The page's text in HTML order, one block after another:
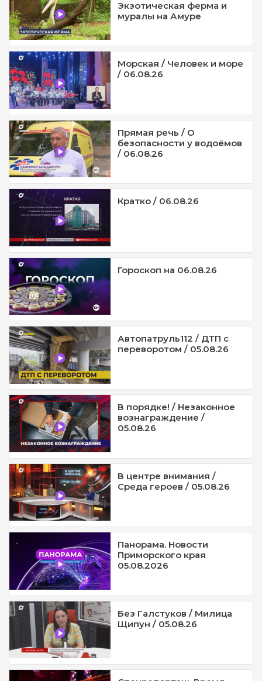
Экзотическая ферма и
муралы на Амуре
Морская / Человек и море
/ 06.08.26
Прямая речь / О
безопасности у водоёмов
/ 06.08.26
Кратко / 06.08.26
Гороскоп на 06.08.26
Автопатруль112 / ДТП с
переворотом / 05.08.26
В порядке! / Незаконное
вознаграждение /
05.08.26
В центре внимания /
Среда героев / 05.08.26
Панорама. Новости
Приморского края
05.08.2026
Без Галстуков / Милица
Щипун / 05.08.26